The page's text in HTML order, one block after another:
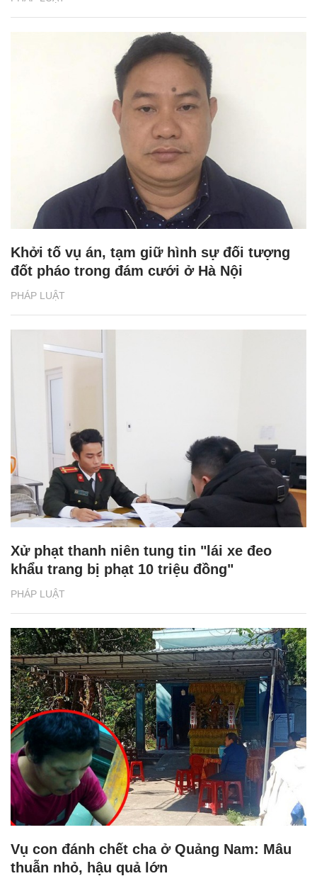
PHÁP LUẬT
Khởi tố vụ án, tạm giữ hình sự đối tượng
đốt pháo trong đám cưới ở Hà Nội
PHÁP LUẬT
Xử phạt thanh niên tung tin "lái xe đeo
khẩu trang bị phạt 10 triệu đồng"
Vụ con đánh chết cha ở Quảng Nam: Mâu
thuẫn nhỏ, hậu quả lớn